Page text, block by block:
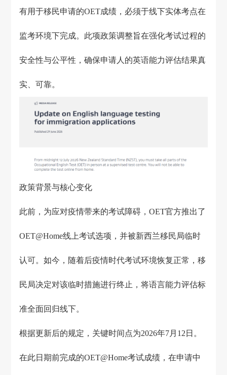
有用于移民申请的OET成绩，必须于线下实体考点在
监考环境下完成。此项政策调整旨在强化考试过程的
安全性与公平性，确保申请人的英语能力评估结果真
实、可靠。
政策背景与核心变化
此前，为应对疫情带来的考试障碍，OET官方推出了
OET@Home线上考试选项，并被新西兰移民局临时
认可。如今，随着后疫情时代考试环境恢复正常，移
民局决定对该临时措施进行终止，将语言能力评估标
准全面回归线下。
根据更新后的规定，关键时间点为2026年7月12日。
在此日期前完成的OET@Home考试成绩，在申请中